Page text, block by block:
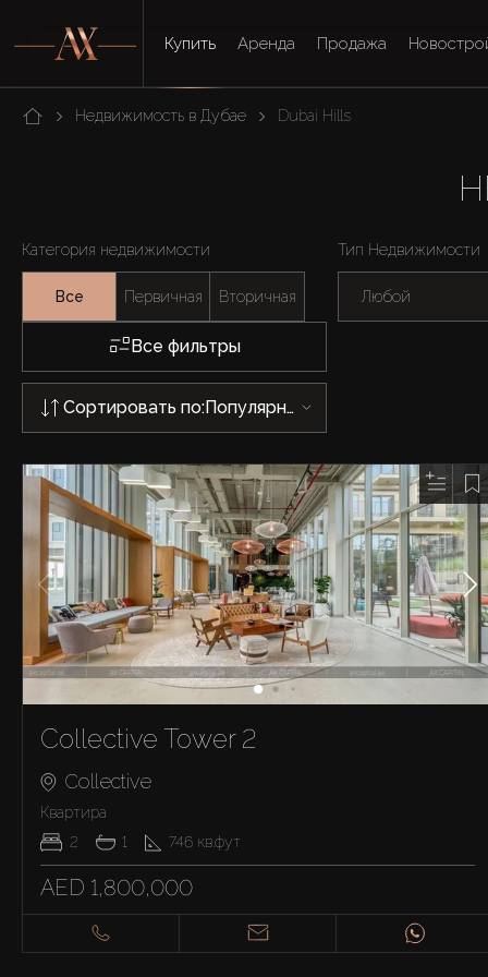
Купить Аренда Продажа
Недвижимость в Дубае Dubai Hills
Категория недвижимости
Все Первичная Вторичная
Тип Недвижимости
Любой
Все фильтры
Сортировать по: Популярности
Collective Tower 2
Collective
Квартира
2
1 746 кв.фут
AED 1,800,000